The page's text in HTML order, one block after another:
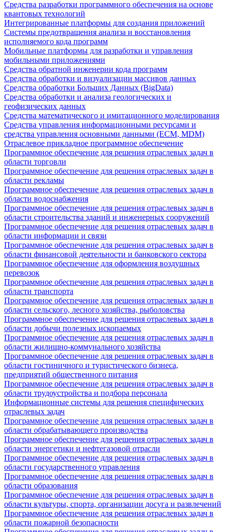
Средства разработки программного обеспечения на основе
квантовых технологий
Интегрированные платформы для создания приложений
Системы предотвращения анализа и восстановления
исполняемого кода программ
Мобильные платформы для разработки и управления
мобильными приложениями
Средства обратной инженерии кода программ
Средства обработки и визуализации массивов данных
Средства обработки Больших Данных (BigData)
Средства обработки и анализа геологических и
геофизических данных
Средства математического и имитационного моделирования
Средства управления информационными ресурсами и
средства управления основными данными (ECM, MDM)
Отраслевое прикладное программное обеспечение
Программное обеспечение для решения отраслевых задач в
области торговли
Программное обеспечение для решения отраслевых задач в
области рекламы
Программное обеспечение для решения отраслевых задач в
области водоснабжения
Программное обеспечение для решения отраслевых задач в
области строительства зданий и инженерных сооружений
Программное обеспечение для решения отраслевых задач в
области информации и связи
Программное обеспечение для решения отраслевых задач в
области финансовой деятельности и банковского сектора
Программное обеспечение для оформления воздушных
перевозок
Программное обеспечение для решения отраслевых задач в
области транспорта
Программное обеспечение для решения отраслевых задач в
области сельского, лесного хозяйства, рыболовства
Программное обеспечение для решения отраслевых задач в
области добычи полезных ископаемых
Программное обеспечение для решения отраслевых задач в
области жилищно-коммунального хозяйства
Программное обеспечение для решения отраслевых задач в
области гостиничного и туристического бизнеса,
предприятий общественного питания
Программное обеспечение для решения отраслевых задач в
области трудоустройства и подбора персонала
Информационные системы для решения специфических
отраслевых задач
Программное обеспечение для решения отраслевых задач в
области обрабатывающего производства
Программное обеспечение для решения отраслевых задач в
области энергетики и нефтегазовой отрасли
Программное обеспечение для решения отраслевых задач в
области государственного управления
Программное обеспечение для решения отраслевых задач в
области образования
Программное обеспечение для решения отраслевых задач в
области культуры, спорта, организации досуга и развлечений
Программное обеспечение для решения отраслевых задач в
области пожарной безопасности